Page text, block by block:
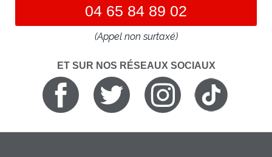
04 65 84 89 02
(Appel non surtaxé)
ET SUR NOS RÉSEAUX SOCIAUX